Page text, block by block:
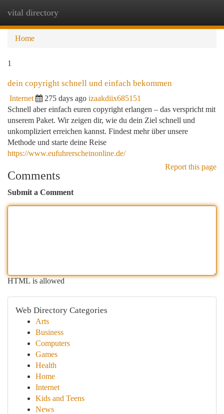
vital directory
Home
1
dein copyright schnell und einfach bekommen
Internet 275 days ago izaakdiix685151
Schnell aber einfach euren copyright erlangen – das verspricht mit
unserem Paket. Wir zeigen dir, wie du dein Ziel schnell und
unkompliziert erreichen kannst. Findest mehr über unsere
Methode und starte deine Reise
https://www.eufuhrerscheinonline.de/
Report this page
Comments
Submit a Comment
HTML is allowed
Web Directory Categories
Arts
Business
Computers
Games
Health
Home
Internet
Kids and Teens
News